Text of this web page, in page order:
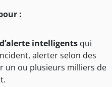
:
intelligentsqui
alerter selon des
un ou plusieurs milliers de